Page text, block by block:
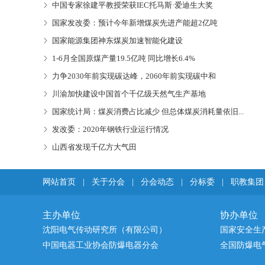
中国专家徐建平教授荣获IEC托马斯·爱迪生大奖
国家发改委：预计今年新增煤炭先进产能超2亿吨
国家能源集团神东煤炭加速智能化建设
1-6月全国原煤产量19.5亿吨 同比增长6.4%
力争2030年前实现碳达峰，2060年前实现碳中和
川渝加快建设中国首个千亿级天然气生产基地
国家统计局：煤炭消费占比减少 但总体煤炭消耗量依旧...
发改委：2020年钢铁行业运行情况
山西省发现千亿方大气田
网站首页 关于分会 分会动态 分标委 职教集团
主办单位 协办单位
沈阳电气传动研究所（有限公司）
国家安全
中国电器工业协会防爆电器分会
全国防爆